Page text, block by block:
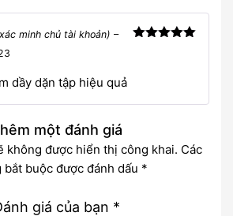
minh chủ tài khoản) –
dầy dặn tập hiệu quả
một đánh giá
không được hiển thị công khai. Các
bắt buộc được đánh dấu *
giá của bạn *